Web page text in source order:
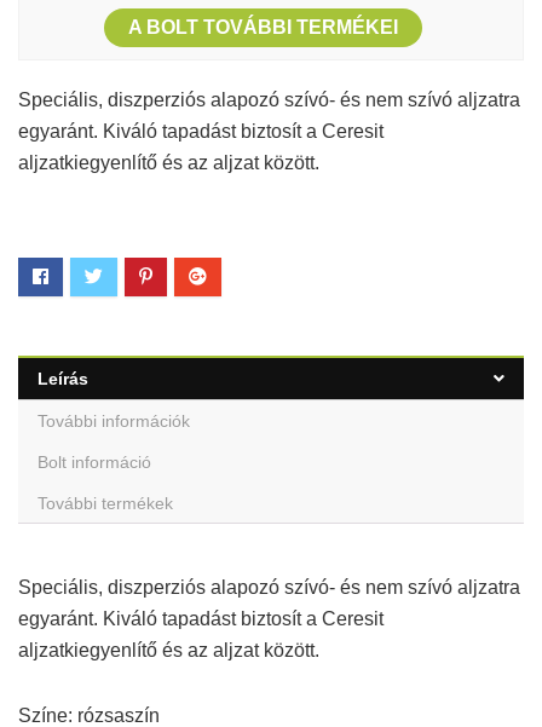
A BOLT TOVÁBBI TERMÉKEI
Speciális, diszperziós alapozó szívó- és nem szívó aljzatra
egyaránt. Kiváló tapadást biztosít a Ceresit
aljzatkiegyenlítő és az aljzat között.
Leírás
További információk
Bolt információ
További termékek
Speciális, diszperziós alapozó szívó- és nem szívó aljzatra
egyaránt. Kiváló tapadást biztosít a Ceresit
aljzatkiegyenlítő és az aljzat között.
Színe: rózsaszín